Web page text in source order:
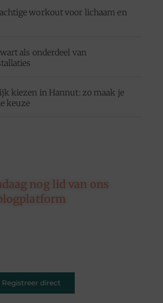
workout voor lichaam en
als onderdeel van
kiezen in Hannut: zo maak je
keuze
nog lid van ons
Registreer direct